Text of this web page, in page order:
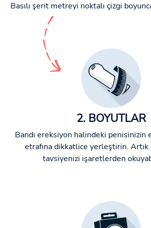
Basılı şerit metreyi noktalı çizgi
2. BOYUTLAR
Bandı ereksiyon halindeki penisinizin
etrafına dikkatlice yerleştirin.
tavsiyenizi işaretlerden